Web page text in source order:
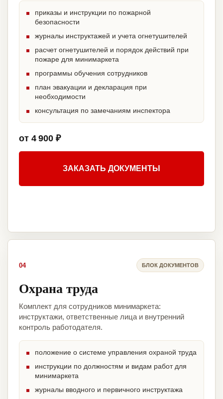
приказы и инструкции по пожарной
безопасности
журналы инструктажей и учета огнетушителей
расчет огнетушителей и порядок действий при
пожаре для минимаркета
программы обучения сотрудников
план эвакуации и декларация при
необходимости
консультация по замечаниям инспектора
от 4 900 ₽
ЗАКАЗАТЬ ДОКУМЕНТЫ
04 БЛОК ДОКУМЕНТОВ
Охрана труда
Комплект для сотрудников минимаркета:
инструктажи, ответственные лица и внутренний
контроль работодателя.
положение о системе управления охраной труда
инструкции по должностям и видам работ для
минимаркета
журналы вводного и первичного инструктажа